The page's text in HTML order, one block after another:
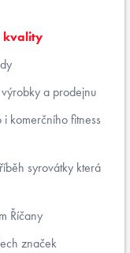
kvality
a prodejnu
komerčního fitness
syrovátky která
Říčany
značek